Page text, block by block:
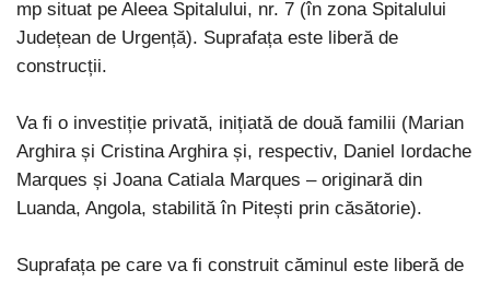
mp situat pe Aleea Spitalului, nr. 7 (în zona Spitalului
Județean de Urgență). Suprafața este liberă de
construcții.
Va fi o investiție privată, inițiată de două familii (Marian
Arghira și Cristina Arghira și, respectiv, Daniel Iordache
Marques și Joana Catiala Marques – originară din
Luanda, Angola, stabilită în Pitești prin căsătorie).
Suprafața pe care va fi construit căminul este liberă de